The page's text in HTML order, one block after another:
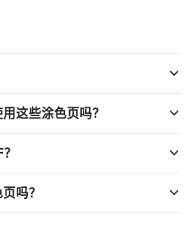
这些涂色页吗？
吗？